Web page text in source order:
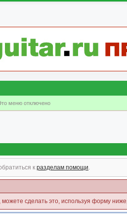
меню отключено
к разделам помощи.
сделать это, используя форму